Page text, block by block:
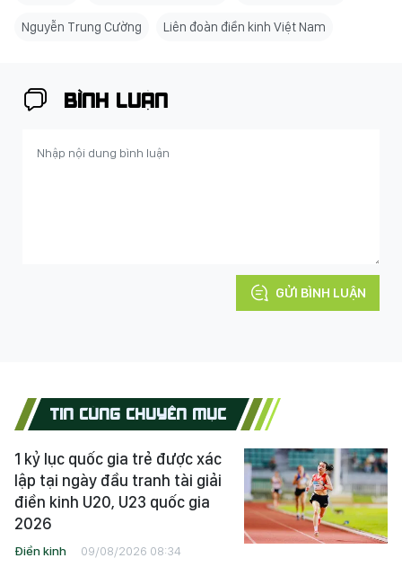
Nguyễn Trung Cường Liên đoàn điền kinh Việt Nam
BÌNH LUẬN
GỬI BÌNH LUẬN
TIN CÙNG CHUYÊN MỤC
1 kỷ lục quốc gia trẻ được xác
lập tại ngày đầu tranh tài giải
điền kinh U20, U23 quốc gia
2026
Điền kinh 09/08/2026 08:34